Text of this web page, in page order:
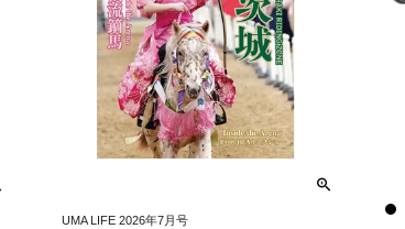
UMA LIFE 2026年7月号